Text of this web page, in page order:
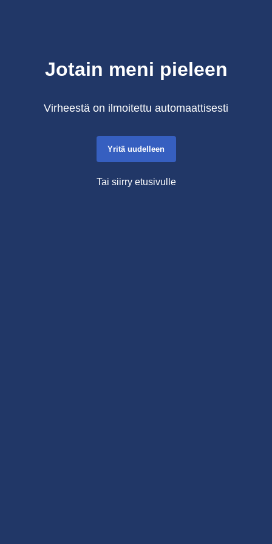
Jotain meni pieleen
Virheestä on ilmoitettu automaattisesti
Yritä uudelleen
Tai siirry etusivulle